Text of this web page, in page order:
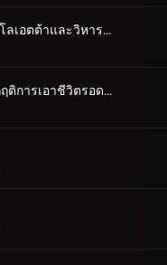
ตอนที่ 48 เมโลเอตต้าและวิหารใต้ทะเล
ตอนที่ 49 วิกฤติการเอาชีวิตรอดของอูโนวา